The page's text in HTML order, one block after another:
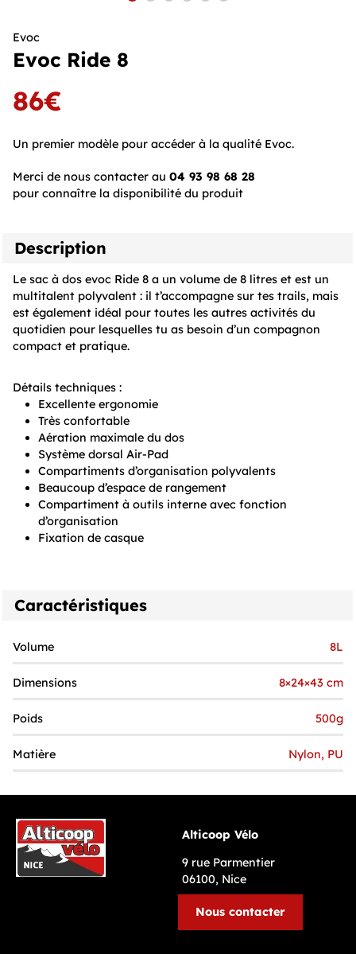
Evoc
Evoc Ride 8
86€
Un premier modèle pour accéder à la qualité Evoc.
Merci de nous contacter au 04 93 98 68 28
pour connaître la disponibilité du produit
Description
Le sac à dos evoc Ride 8 a un volume de 8 litres et est un
multitalent polyvalent : il t’accompagne sur tes trails, mais
est également idéal pour toutes les autres activités du
quotidien pour lesquelles tu as besoin d’un compagnon
compact et pratique.
Détails techniques :
Excellente ergonomie
Très confortable
Aération maximale du dos
Système dorsal Air-Pad
Compartiments d’organisation polyvalents
Beaucoup d’espace de rangement
Compartiment à outils interne avec fonction
d’organisation
Fixation de casque
Caractéristiques
Volume 8L
Dimensions 8×24×43 cm
Poids 500g
Matière Nylon, PU
Alticoop Vélo
9 rue Parmentier
06100, Nice
Nous contacter